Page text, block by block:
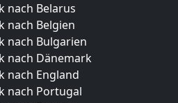
nach Belarus
nach Belgien
nach Bulgarien
nach Dänemark
nach England
nach Portugal